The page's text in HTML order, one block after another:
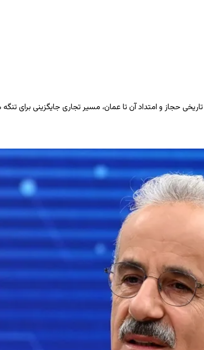
حجاز و امتداد آن تا عمان، مسیر تجاری جایگزینی برای تنگه